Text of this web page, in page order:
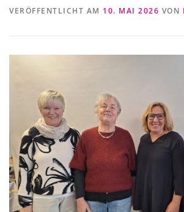
VERÖFFENTLICHT AM 10. MAI 2026 VON